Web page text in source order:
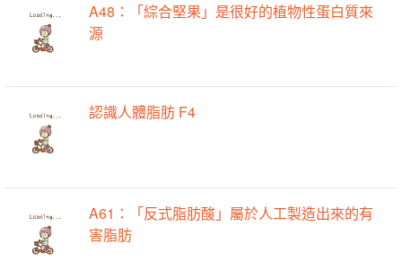
A48：「綜合堅果」是很好的植物性蛋白質來
源
認識人體脂肪 F4
A61：「反式脂肪酸」屬於人工製造出來的有
害脂肪